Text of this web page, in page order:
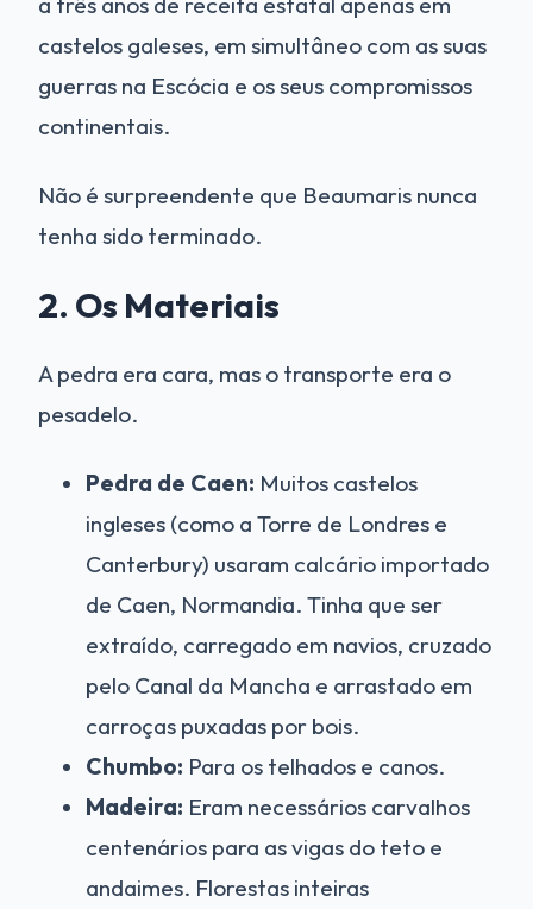
castelos galeses, em simultâneo com as suas
guerras na Escócia e os seus compromissos
continentais.
Não é surpreendente que Beaumaris nunca
tenha sido terminado.
2. Os Materiais
A pedra era cara, mas o transporte era o
pesadelo.
Pedra de Caen: Muitos castelos
ingleses (como a Torre de Londres e
Canterbury) usaram calcário importado
de Caen, Normandia. Tinha que ser
extraído, carregado em navios, cruzado
pelo Canal da Mancha e arrastado em
carroças puxadas por bois.
Chumbo: Para os telhados e canos.
Madeira: Eram necessários carvalhos
centenários para as vigas do teto e
andaimes. Florestas inteiras